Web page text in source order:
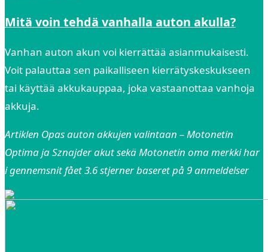
Mitä voin tehdä vanhalla auton akulla?
Vanhan auton akun voi kierrättää asianmukaisesti.
Voit palauttaa sen paikalliseen kierrätyskeskukseen
tai käyttää akkukauppaa, joka vastaanottaa vanhoja
akkuja.
Artiklen Opas auton akkujen valintaan – Motonetin
Optima ja Sznajder akut sekä Motonetin oma merkki har
i gennemsnit fået3.6stjerner baseret på9anmeldelser